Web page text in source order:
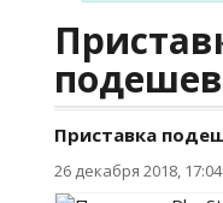
Приставка
26 декабря 2018, 17:04